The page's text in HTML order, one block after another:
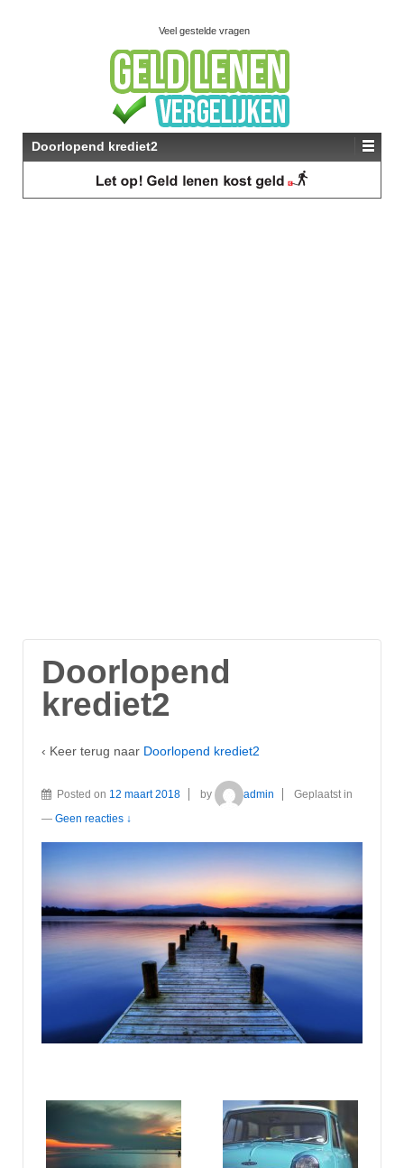
Veel gestelde vragen
Doorlopend krediet2
Doorlopend
krediet2
‹ Keer terug naar Doorlopend krediet2
Posted on 12 maart 2018 by admin
Geplaatst in
— Geen reacties ↓